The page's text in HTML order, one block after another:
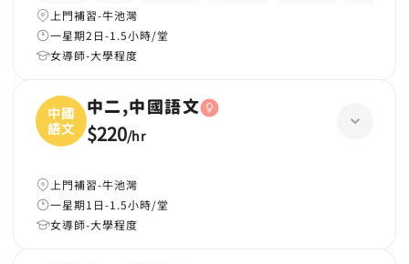
上門補習-牛池灣
一星期2日-1.5小時/堂
女導師-大學程度
中國
語文
中二,中國語文
$220/hr
上門補習-牛池灣
一星期1日-1.5小時/堂
女導師-大學程度